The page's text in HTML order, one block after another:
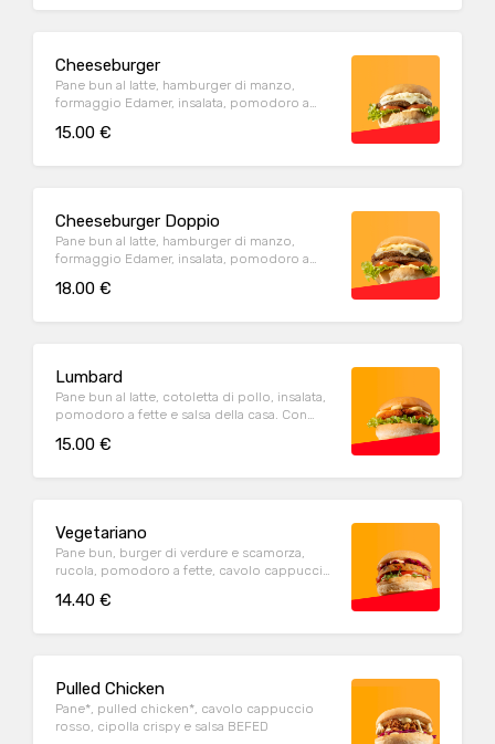
Cheeseburger
Pane bun al latte, hamburger di manzo,
formaggio Edamer, insalata, pomodoro a
di patate fritte
15.00 €
Cheeseburger Doppio
Pane bun al latte, hamburger di manzo,
formaggio Edamer, insalata, pomodoro a
di patate fritte
18.00 €
Lumbard
Pane bun al latte, cotoletta di pollo, insalata,
pomodoro a fette e salsa della casa. Con
15.00 €
Vegetariano
Pane bun, burger di verdure e scamorza,
rucola, pomodoro a fette, cavolo cappuccio
fritte
14.40 €
Pulled Chicken
Pane*, pulled chicken*, cavolo cappuccio
rosso, cipolla crispy e salsa BEFED